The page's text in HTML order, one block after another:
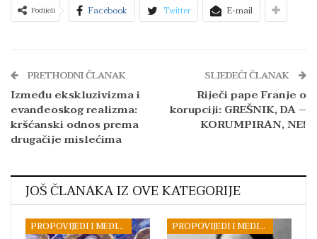
Podijeli Facebook Twitter E-mail
PRETHODNI ČLANAK
Između ekskluzivizma i
evanđeoskog realizma:
kršćanski odnos prema
drugačije mislećima
SLJEDEĆI ČLANAK
Riječi pape Franje o
korupciji: GREŠNIK, DA –
KORUMPIRAN, NE!
JOŠ ČLANAKA IZ OVE KATEGORIJE
PROPOVIJEDI I MEDITACIJE PROPOVIJEDI I MEDITACIJE